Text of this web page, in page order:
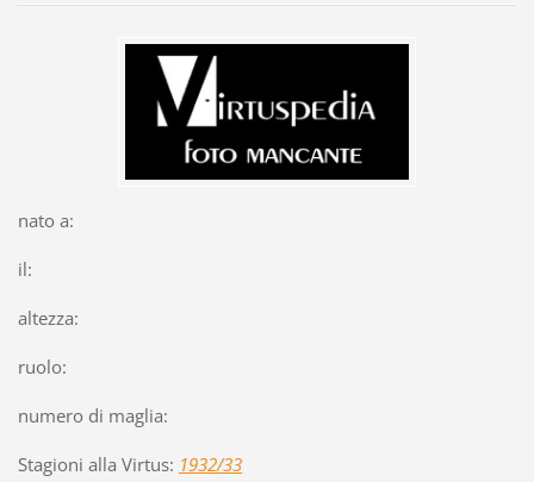
nato a:
il:
altezza:
ruolo:
numero di maglia:
Stagioni alla Virtus: 1932/33